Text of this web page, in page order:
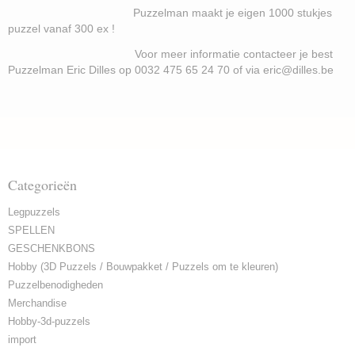
Puzzelman maakt je eigen 1000 stukjes
puzzel vanaf 300 ex !
Voor meer informatie contacteer je best
Puzzelman Eric Dilles op 0032 475 65 24 70 of via eric@dilles.be
Categorieën
Legpuzzels
SPELLEN
GESCHENKBONS
Hobby (3D Puzzels / Bouwpakket / Puzzels om te kleuren)
Puzzelbenodigheden
Merchandise
Hobby-3d-puzzels
import